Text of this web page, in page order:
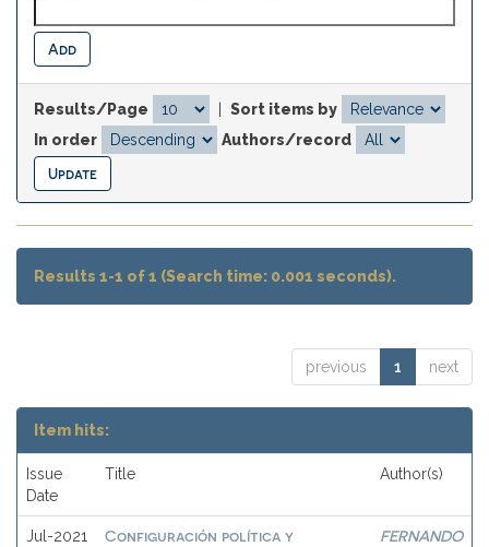
Results/Page
Sort items by
In order
Authors/record
Results 1-1 of 1 (Search time: 0.001 seconds).
previous 1 next
Item hits:
Issue
Date
Title Author(s)
Jul-2021
Configuración política y
FERNANDO